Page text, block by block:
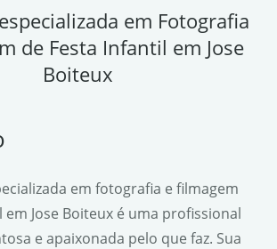
em Fotografia
de Festa Infantil em Jose
Boiteux
em fotografia e filmagem
Jose Boiteux é uma profissional
e apaixonada pelo que faz. Sua